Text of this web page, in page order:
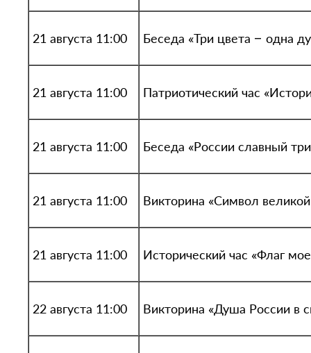
21 августа 11:00 Беседа «Три цвета – одна
21 августа 11:00 Патриотический час
21 августа 11:00 Беседа «России славный
21 августа 11:00 Викторина «Символ
21 августа 11:00 Исторический час «Флаг
22 августа 11:00 Викторина «Душа России в